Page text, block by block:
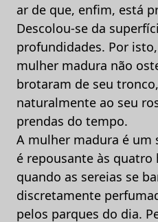
ar de que, enfim, está
Descolou-se da
profundidades. Por
mulher madura não
brotaram de seu
naturalmente ao seu
prendas do tempo.
A mulher madura é um
é repousante às quatro
quando as sereias se
discretamente
pelos parques do dia.